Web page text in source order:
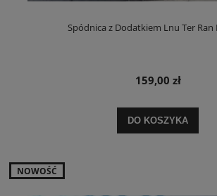
Spódnica z Dodatkiem Lnu Ter Ran
159,00 zł
DO KOSZYKA
NOWOŚĆ